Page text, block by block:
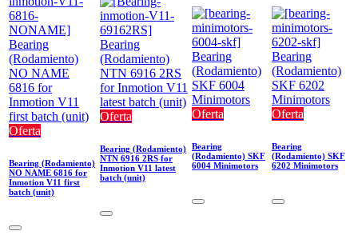
Oferta
Bearing (Rodamiento)
NO NAME 6816 for
Inmotion V11 first
batch (unit)
Oferta
Bearing (Rodamiento)
NTN 6916 2RS for
Inmotion V11 latest
batch (unit)
Oferta
Bearing
(Rodamiento) SKF
6004 Minimotors
Oferta
Bearing
(Rodamiento) SKF
6202 Minimotors